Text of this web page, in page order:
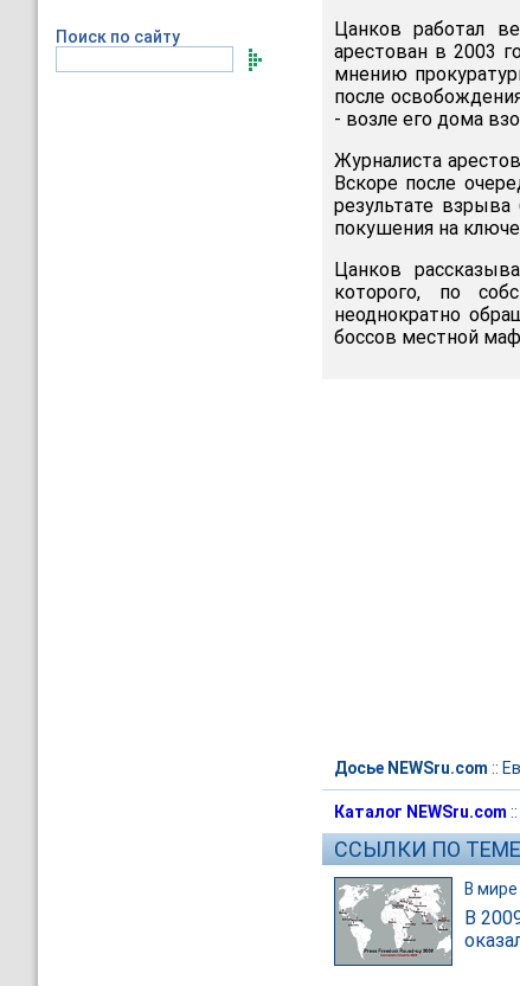
Поиск по сайту
Цанков работал
арестован в 2003
мнению
после
- возле его дома
Журналиста
Вскоре после
результате
покушения на
Цанков
которого, по
неоднократно
боссов местной
Досье NEWSru.com ::
Каталог NEWSru.com ::
ССЫЛКИ ПО ТЕМЕ
В мире
В